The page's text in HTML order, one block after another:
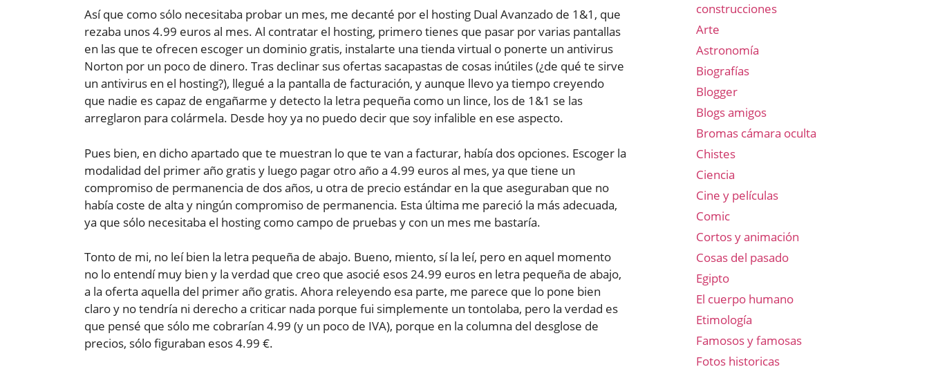
Así que como sólo necesitaba probar un mes, me decanté por el hosting Dual Avanzado de 1&1, que
rezaba unos 4.99 euros al mes. Al contratar el hosting, primero tienes que pasar por varias pantallas
en las que te ofrecen escoger un dominio gratis, instalarte una tienda virtual o ponerte un antivirus
Norton por un poco de dinero. Tras declinar sus ofertas sacapastas de cosas inútiles (¿de qué te sirve
un antivirus en el hosting?), llegué a la pantalla de facturación, y aunque llevo ya tiempo creyendo
que nadie es capaz de engañarme y detecto la letra pequeña como un lince, los de 1&1 se las
arreglaron para colármela. Desde hoy ya no puedo decir que soy infalible en ese aspecto.
Pues bien, en dicho apartado que te muestran lo que te van a facturar, había dos opciones. Escoger la
modalidad del primer año gratis y luego pagar otro año a 4.99 euros al mes, ya que tiene un
compromiso de permanencia de dos años, u otra de precio estándar en la que aseguraban que no
había coste de alta y ningún compromiso de permanencia. Esta última me pareció la más adecuada,
ya que sólo necesitaba el hosting como campo de pruebas y con un mes me bastaría.
Tonto de mi, no leí bien la letra pequeña de abajo. Bueno, miento, sí la leí, pero en aquel momento
no lo entendí muy bien y la verdad que creo que asocié esos 24.99 euros en letra pequeña de abajo,
a la oferta aquella del primer año gratis. Ahora releyendo esa parte, me parece que lo pone bien
claro y no tendría ni derecho a criticar nada porque fui simplemente un tontolaba, pero la verdad es
que pensé que sólo me cobrarían 4.99 (y un poco de IVA), porque en la columna del desglose de
precios, sólo figuraban esos 4.99 €.
construcciones
Arte
Astronomía
Biografías
Blogger
Blogs amigos
Bromas cámara oculta
Chistes
Ciencia
Cine y películas
Comic
Cortos y animación
Cosas del pasado
Egipto
El cuerpo humano
Etimología
Famosos y famosas
Fotos historicas